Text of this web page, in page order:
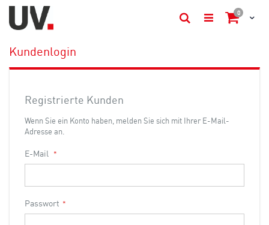
Cart
0Artikel
Suche
Kundenlogin
Registrierte Kunden
Wenn Sie ein Konto haben, melden Sie sich mit Ihrer E-Mail-
Adresse an.
E-Mail
Passwort